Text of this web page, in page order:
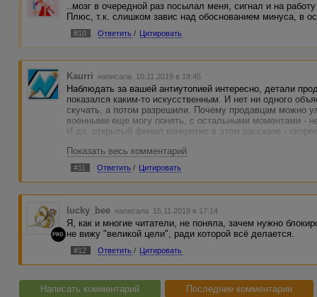
..мозг в очередной раз посылал меня, сигнал и на
Плюс, т.к. слишком завис над обоснованием минуса, в
#10 Ответить / Цитировать
Kaurri написала 10.11.2019 в 19:45
Наблюдать за вашей антиутопией интересно, детали
показался каким-то искусственным. И нет ни одного
скучать, а потом разрешили. Почему продавцам можно
военными еще могу понять, с остальными моментами -
И да, открытый финал конкретно в этом рассказе -
немножечко дожать - было бы огонь. Удачи.)
Показать весь комментарий
#11 Ответить / Цитировать
PRO
lucky_bee написала 15.11.2019 в 17:14
Я, как и многие читатели, не поняла, зачем нужно
не вижу "великой цели", ради которой всё делается.
#12 Ответить / Цитировать
Написать комментарий Последние комментарии